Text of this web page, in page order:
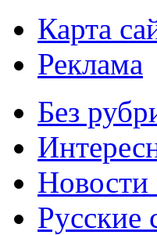
Карта
Реклама
Без
Новости
Русские